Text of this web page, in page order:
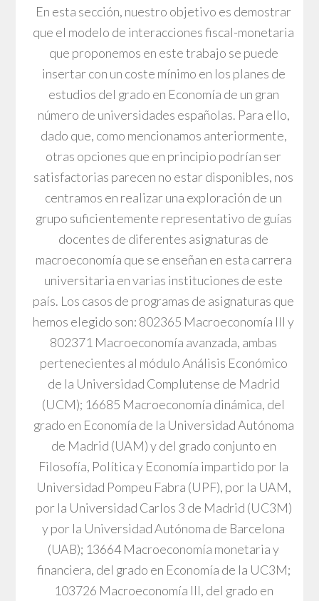
En esta sección, nuestro objetivo es demostrar
que el modelo de interacciones fiscal-monetaria
que proponemos en este trabajo se puede
insertar con un coste mínimo en los planes de
estudios del grado en Economía de un gran
número de universidades españolas. Para ello,
dado que, como mencionamos anteriormente,
otras opciones que en principio podrían ser
satisfactorias parecen no estar disponibles, nos
centramos en realizar una exploración de un
grupo suficientemente representativo de guías
docentes de diferentes asignaturas de
macroeconomía que se enseñan en esta carrera
universitaria en varias instituciones de este
país. Los casos de programas de asignaturas que
hemos elegido son: 802365 Macroeconomía III y
802371 Macroeconomía avanzada, ambas
pertenecientes al módulo Análisis Económico
de la Universidad Complutense de Madrid
(UCM); 16685 Macroeconomía dinámica, del
grado en Economía de la Universidad Autónoma
de Madrid (UAM) y del grado conjunto en
Filosofía, Política y Economía impartido por la
Universidad Pompeu Fabra (UPF), por la UAM,
por la Universidad Carlos 3 de Madrid (UC3M)
y por la Universidad Autónoma de Barcelona
(UAB); 13664 Macroeconomía monetaria y
financiera, del grado en Economía de la UC3M;
103726 Macroeconomía III, del grado en